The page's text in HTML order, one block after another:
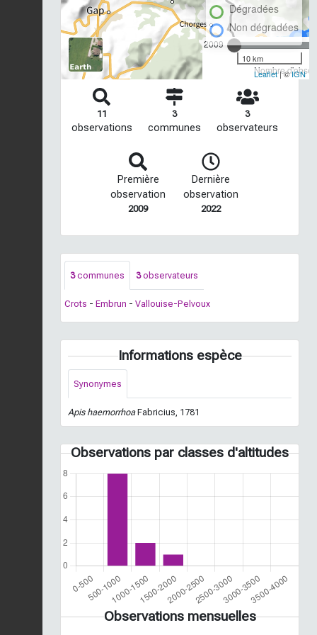
2009
Nombre
Dégradées
Non dégradées
10 km
Leaflet| ©IGN
11
observations
3
communes
3
observateurs
Première
observation
2009
Dernière
observation
2022
3communes 3observateurs
Crots - Embrun - Vallouise-Pelvoux
Informations espèce
Synonymes
Apis haemorrhoaFabricius, 1781
Observations par classes d'altitudes
Observations mensuelles